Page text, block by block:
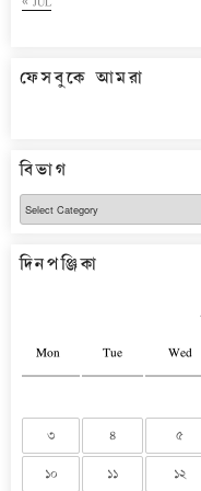
ফেসবুকে আমরা
বিভাগ
বিভাগ
দিনপঞ্জিকা
Mon Tue Wed
৩ ৪ ৫
১০ ১১ ১২